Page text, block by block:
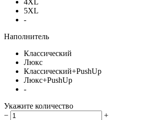
5XL
-
Наполнитель
Классический
Люкс
Классический+PushUp
Люкс+PushUp
-
Укажите количество
−
+